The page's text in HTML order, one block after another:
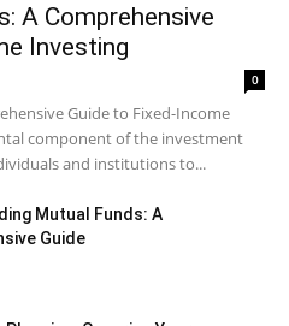
A Comprehensive
Investing
0
Guide to Fixed-Income
component of the investment
and institutions to...
Mutual Funds: A
Guide